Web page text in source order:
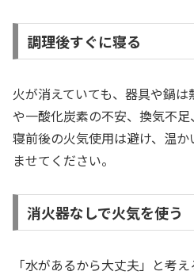
調理後すぐに寝る
火が消えていても、器具や鍋
や一酸化炭素の不安、換気不
寝前後の火気使用は避け、温
ませてください。
消火器なしで火気を使う
「水があるから大丈夫」と考